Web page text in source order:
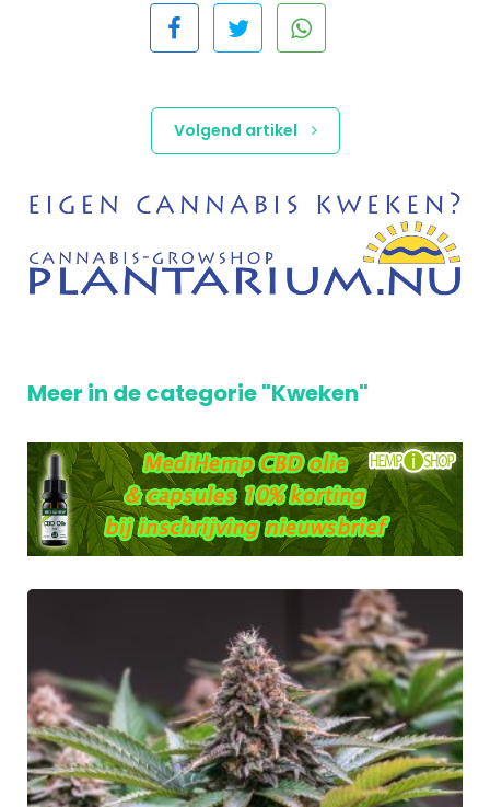
Volgend artikel
Meer in de categorie "Kweken"